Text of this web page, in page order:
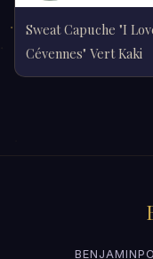
Sweat Capuche "I
Cévennes" Vert Kaki